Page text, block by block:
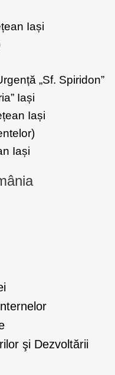
Iași
„Sf. Spiridon”
Iași
Iași
Iași
şi Dezvoltării